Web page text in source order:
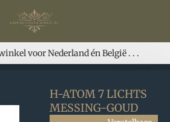
voor Nederland én België . . .
H-ATOM 7 LICHTS
MESSING-GOUD